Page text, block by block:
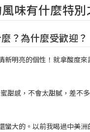
風味有什麼特
？為什麼受歡迎？
明亮的個性！就拿酸度
甜感，不會太甜膩，差不
大的。以前我喝過中美